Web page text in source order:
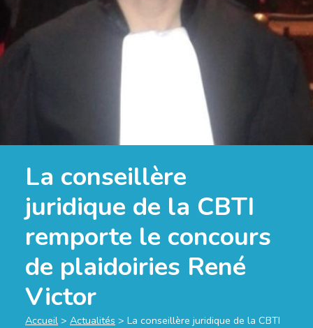
La conseillère
juridique de la CBTI
remporte le concours
de plaidoiries René
Victor
Accueil > Actualités > La conseillère juridique de la CBTI